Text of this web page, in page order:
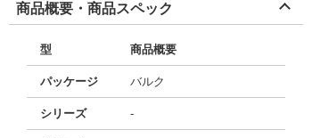
商品概要・商品スペック
型 商品概要
パッケージ バルク
シリーズ -